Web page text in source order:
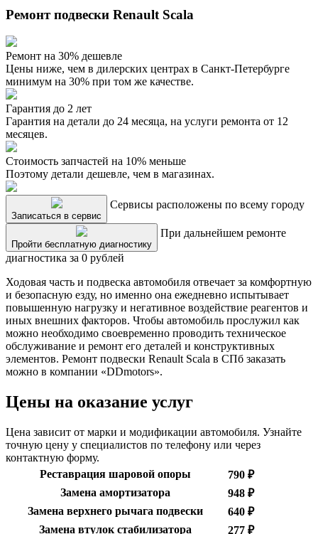
Ремонт подвески Renault Scala
Ремонт на 30% дешевле
Цены ниже, чем в дилерских центрах в Санкт-Петербурге
минимум на 30% при том же качестве.
Гарантия до 2 лет
Гарантия на детали до 24 месяца, на услуги ремонта от 12
месяцев.
Стоимость запчастей на 10% меньше
Поэтому детали дешевле, чем в магазинах.
Записаться в сервис
Сервисы расположены по всему городу
Пройти бесплатную диагностику
При дальнейшем ремонте
диагностика за 0 рублей
Ходовая часть и подвеска автомобиля отвечает за комфортную
и безопасную езду, но именно она ежедневно испытывает
повышенную нагрузку и негативное воздействие реагентов и
иных внешних факторов. Чтобы автомобиль прослужил как
можно необходимо своевременно проводить техническое
обслуживание и ремонт его деталей и конструктивных
элементов. Ремонт подвески Renault Scala в СПб заказать
можно в компании «DDmotors».
Цены на оказание услуг
Цена зависит от марки и модификации автомобиля. Узнайте
точную цену у специалистов по телефону или через
контактную форму.
Реставрация шаровой опоры
790 ₽
Замена амортизатора
948 ₽
Замена верхнего рычага подвески
640 ₽
Замена втулок стабилизатора
277 ₽